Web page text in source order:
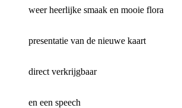
weer heerlijke smaak en mooie flora
presentatie van de nieuwe kaart
direct verkrijgbaar
en een speech